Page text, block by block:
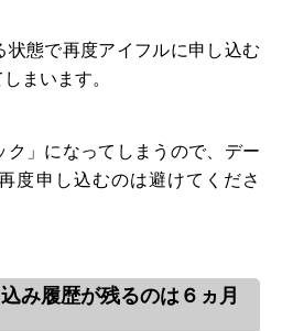
状態で再度アイフルに申し込む
まいます。
ク」になってしまうので、デー
度申し込むのは避けてくださ
み履歴が残るのは６ヵ月